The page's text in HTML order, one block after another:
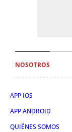
NOSOTROS
APP IOS
APP ANDROID
QUIÉNES SOMOS